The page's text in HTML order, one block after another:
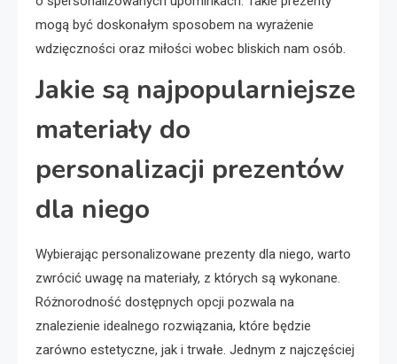
mogą być doskonałym sposobem na wyrażenie
wdzięczności oraz miłości wobec bliskich nam osób.
Jakie są najpopularniejsze
materiały do
personalizacji prezentów
dla niego
Wybierając personalizowane prezenty dla niego, warto
zwrócić uwagę na materiały, z których są wykonane.
Różnorodność dostępnych opcji pozwala na
znalezienie idealnego rozwiązania, które będzie
zarówno estetyczne, jak i trwałe. Jednym z najczęściej